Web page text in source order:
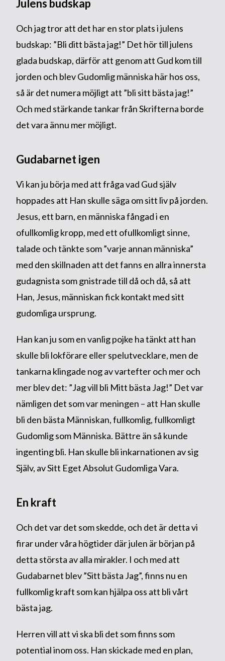
Julens budskap
Och jag tror att det har en stor plats i julens
budskap: ”Bli ditt bästa jag!” Det hör till julens
glada budskap, därför att genom att Gud kom till
jorden och blev Gudomlig människa här hos oss,
så är det numera möjligt att ”bli sitt bästa jag!”
Och med stärkande tankar från Skrifterna borde
det vara ännu mer möjligt.
Gudabarnet igen
Vi kan ju börja med att fråga vad Gud själv
hoppades att Han skulle säga om sitt liv på jorden.
Jesus, ett barn, en människa fångad i en
ofullkomlig kropp, med ett ofullkomligt sinne,
talade och tänkte som ”varje annan människa”
med den skillnaden att det fanns en allra innersta
gudagnista som gnistrade till då och då, så att
Han, Jesus, människan fick kontakt med sitt
gudomliga ursprung.
Han kan ju som en vanlig pojke ha tänkt att han
skulle bli lokförare eller spelutvecklare, men de
tankarna klingade nog av vartefter och mer och
mer blev det: ”Jag vill bli Mitt bästa Jag!” Det var
nämligen det som var meningen – att Han skulle
bli den bästa Människan, fullkomlig, fullkomligt
Gudomlig som Människa. Bättre än så kunde
ingenting bli. Han skulle bli inkarnationen av sig
Själv, av Sitt Eget Absolut Gudomliga Vara.
En kraft
Och det var det som skedde, och det är detta vi
firar under våra högtider där julen är början på
detta största av alla mirakler. I och med att
Gudabarnet blev ”Sitt bästa Jag”, finns nu en
fullkomlig kraft som kan hjälpa oss att bli vårt
bästa jag.
Herren vill att vi ska bli det som finns som
potential inom oss. Han skickade med en plan,